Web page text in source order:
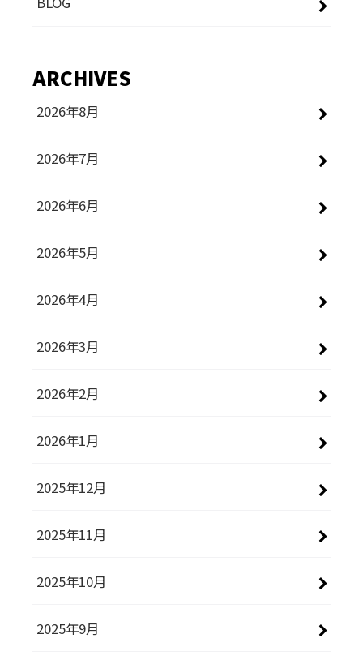
ARCHIVES
2026年8月
2026年7月
2026年6月
2026年5月
2026年4月
2026年3月
2026年2月
2026年1月
2025年12月
2025年11月
2025年10月
2025年9月